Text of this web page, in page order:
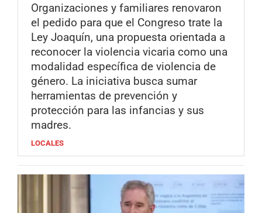
Organizaciones y familiares renovaron
el pedido para que el Congreso trate la
Ley Joaquín, una propuesta orientada a
reconocer la violencia vicaria como una
modalidad específica de violencia de
género. La iniciativa busca sumar
herramientas de prevención y
protección para las infancias y sus
madres.
LOCALES